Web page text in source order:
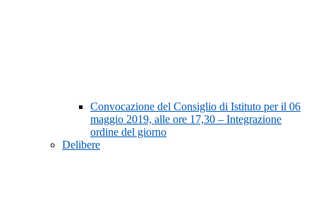
Convocazione del Consiglio di Istituto per il 06
maggio 2019, alle ore 17,30 – Integrazione
ordine del giorno
Delibere